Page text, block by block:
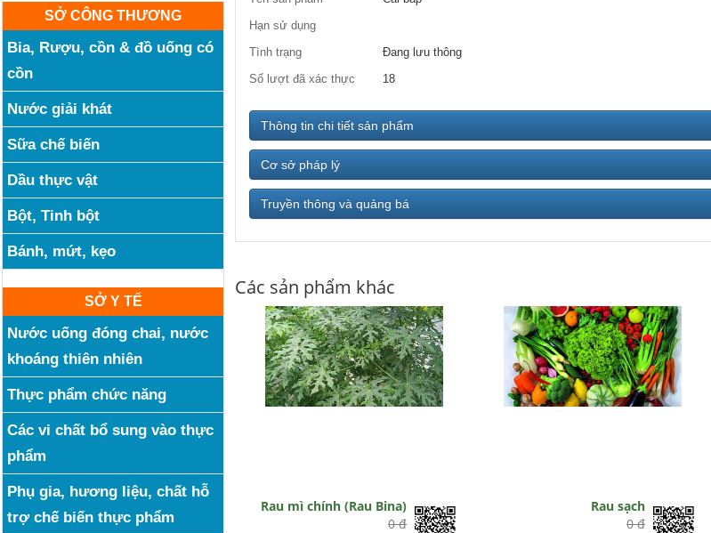
SỞ CÔNG THƯƠNG
Bia, Rượu, cồn & đồ uống có
cồn
Nước giải khát
Sữa chế biến
Dầu thực vật
Bột, Tinh bột
Bánh, mứt, kẹo
SỞ Y TẾ
Nước uống đóng chai, nước
khoáng thiên nhiên
Thực phẩm chức năng
Các vi chất bổ sung vào thực
phẩm
Phụ gia, hương liệu, chất hỗ
trợ chế biến thực phẩm
Hạn sử dụng
Tình trạng
Đang lưu thông
Số lượt đã xác thực
18
Thông tin chi tiết sản phẩm
Cơ sở pháp lý
Truyền thông và quảng bá
Các sản phẩm khác
Rau mì chính (Rau Bina)
0 đ
Rau sạch
0 đ